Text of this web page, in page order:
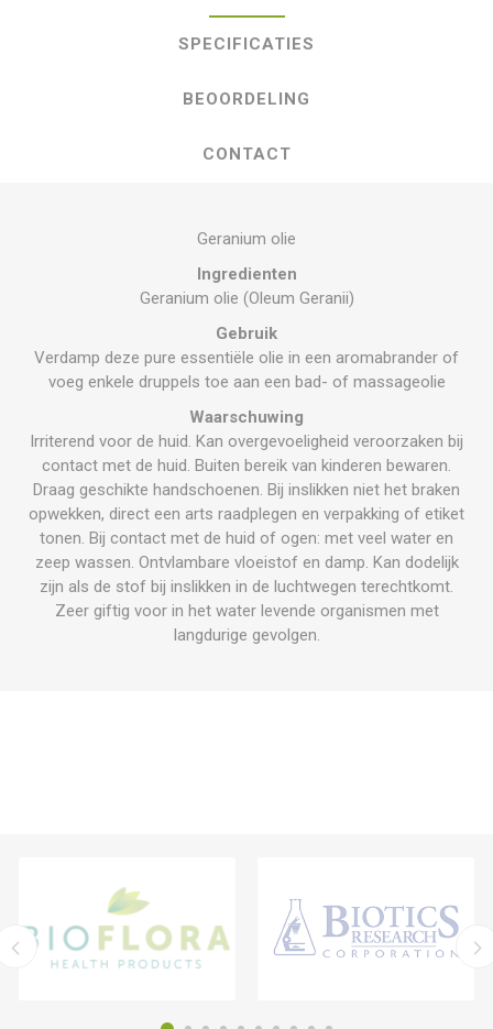
SPECIFICATIES
BEOORDELING
CONTACT
Geranium olie
Ingredienten
Geranium olie (Oleum Geranii)
Gebruik
Verdamp deze pure essentiële olie in een aromabrander of
voeg enkele druppels toe aan een bad- of massageolie
Waarschuwing
Irriterend voor de huid. Kan overgevoeligheid veroorzaken bij
contact met de huid. Buiten bereik van kinderen bewaren.
Draag geschikte handschoenen. Bij inslikken niet het braken
opwekken, direct een arts raadplegen en verpakking of etiket
tonen. Bij contact met de huid of ogen: met veel water en
zeep wassen. Ontvlambare vloeistof en damp. Kan dodelijk
zijn als de stof bij inslikken in de luchtwegen terechtkomt.
Zeer giftig voor in het water levende organismen met
langdurige gevolgen.